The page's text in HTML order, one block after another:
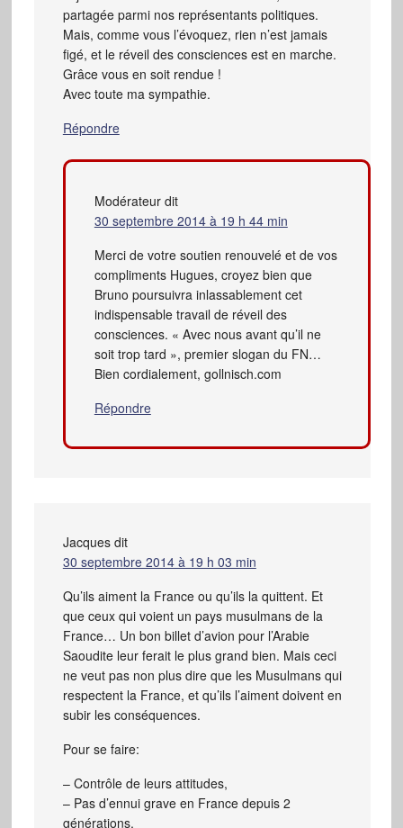
partagée parmi nos représentants politiques.
Mais, comme vous l’évoquez, rien n’est jamais
figé, et le réveil des consciences est en marche.
Grâce vous en soit rendue !
Avec toute ma sympathie.
Répondre
Modérateur dit
30 septembre 2014 à 19 h 44 min
Merci de votre soutien renouvelé et de vos
compliments Hugues, croyez bien que
Bruno poursuivra inlassablement cet
indispensable travail de réveil des
consciences. « Avec nous avant qu’il ne
soit trop tard », premier slogan du FN…
Bien cordialement, gollnisch.com
Répondre
Jacques dit
30 septembre 2014 à 19 h 03 min
Qu’ils aiment la France ou qu’ils la quittent. Et
que ceux qui voient un pays musulmans de la
France… Un bon billet d’avion pour l’Arabie
Saoudite leur ferait le plus grand bien. Mais ceci
ne veut pas non plus dire que les Musulmans qui
respectent la France, et qu’ils l’aiment doivent en
subir les conséquences.
Pour se faire:
– Contrôle de leurs attitudes,
– Pas d’ennui grave en France depuis 2
générations,